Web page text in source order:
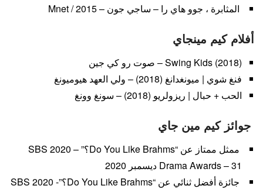
المثابرة ، جوو هاي را – ساجي جون – Mnet / 2015
أفلام كيم مينجاي
Swing Kids (2018) – صوت رو كي جين
فنغ شوي | ميونغدانغ (2018) – ولي العهد هيوميونغ
الحب + حبال | ريزولريو (2018) – سونغ وونغ
جوائز كيم مين جاي
ممثل ممتاز عن “Do You Like Brahms؟” – 2020 SBS
Drama Awards – 31 ديسمبر 2020
جائزة أفضل ثنائي عن “Do You Like Brahms؟”- 2020 SBS